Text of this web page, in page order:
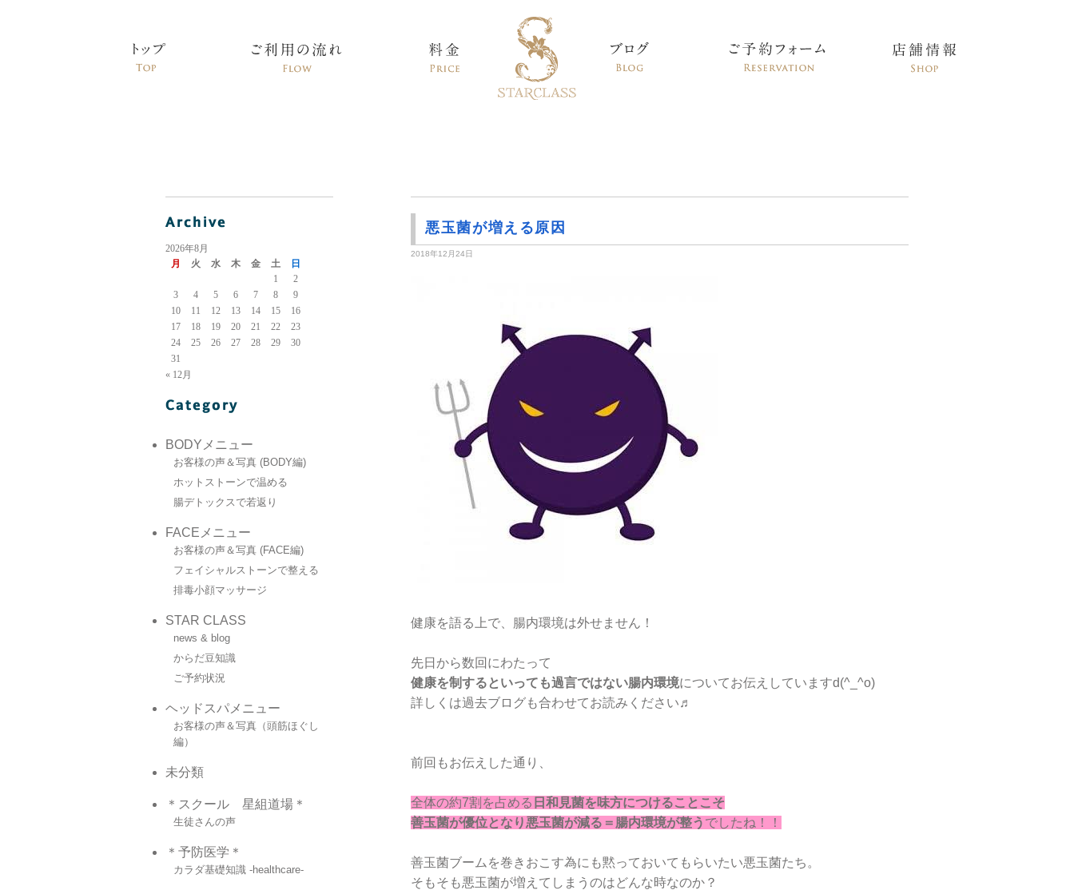
悪玉菌が増える原因
2018年12月24日
健康を語る上で、腸内環境は外せません！
先日から数回にわたって
健康を制するといっても過言ではない腸内環境についてお伝えしていますd(^_^o)
詳しくは過去ブログも合わせてお読みください♬
前回もお伝えした通り、
全体の約7割を占める 日和見菌を味方につけることこそ
善玉菌が優位となり悪玉菌が減る＝腸内環境が整う でしたね！！
善玉菌ブームを巻きおこす為にも黙っておいてもらいたい悪玉菌たち。
そもそも悪玉菌が増えてしまうのはどんな時なのか？
2026年8月
月
火 水 木 金 土
日
1
2
3
4 5 6 7 8
9
10
11 12 13 14 15
16
17
18 19 20 21 22
23
24
25 26 27 28 29
30
31
« 12月
BODYメニュー
お客様の声＆写真 (BODY編)
ホットストーンで温める
腸デトックスで若返り
FACEメニュー
お客様の声＆写真 (FACE編)
フェイシャルストーンで整える
排毒小顔マッサージ
STAR CLASS
news & blog
からだ豆知識
ご予約状況
ヘッドスパメニュー
お客様の声＆写真（頭筋ほぐし
編）
未分類
＊スクール 星組道場＊
生徒さんの声
＊予防医学＊
カラダ基礎知識 -healthcare-